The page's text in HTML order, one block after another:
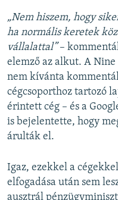
„Nem hiszem, hogy
ha normális keretek
vállalattal”–
elemző az alkut. A
nem kívánta
cégcsoporthoz tartozó
érintett cég – és a
is bejelentette, hogy
árulták el.
Igaz, ezekkel a
elfogadása után sem
ausztrál